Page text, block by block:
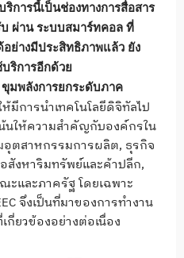
ริการนี้เป็นช่องทางการสื่อสาร
ผ่าน ระบบสมาร์ทคอล ที่
ย่างมีประสิทธิภาพแล้ว ยัง
ริการอีกด้วย
มพลังการยกระดับภาค
มีการนำเทคโนโลยีดิจิทัลไป
นให้ความสำคัญกับองค์กรใน
อุตสาหกรรมการผลิต, ธุรกิจ
สังหาริมทรัพย์และค้าปลีก,
ะและภาครัฐ โดยเฉพาะ
จึงเป็นที่มาของการทำงาน
กี่ยวข้องอย่างต่อเนื่อง